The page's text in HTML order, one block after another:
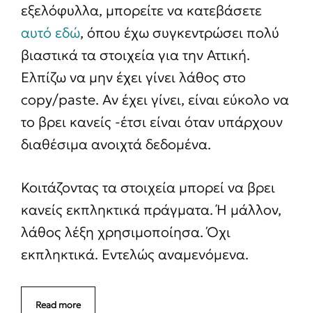
εξελόφυλλα, μπορείτε να κατεβάσετε
αυτό εδώ, όπου έχω συγκεντρώσει πολύ
βιαστικά τα στοιχεία για την Αττική.
Ελπίζω να μην έχει γίνει λάθος στο
copy/paste. Αν έχει γίνει, είναι εύκολο να
το βρει κανείς -έτσι είναι όταν υπάρχουν
διαθέσιμα ανοιχτά δεδομένα.
Κοιτάζοντας τα στοιχεία μπορεί να βρει
κανείς εκπληκτικά πράγματα. Ή μάλλον,
λάθος λέξη χρησιμοποίησα. Όχι
εκπληκτικά. Εντελώς αναμενόμενα.
Read more